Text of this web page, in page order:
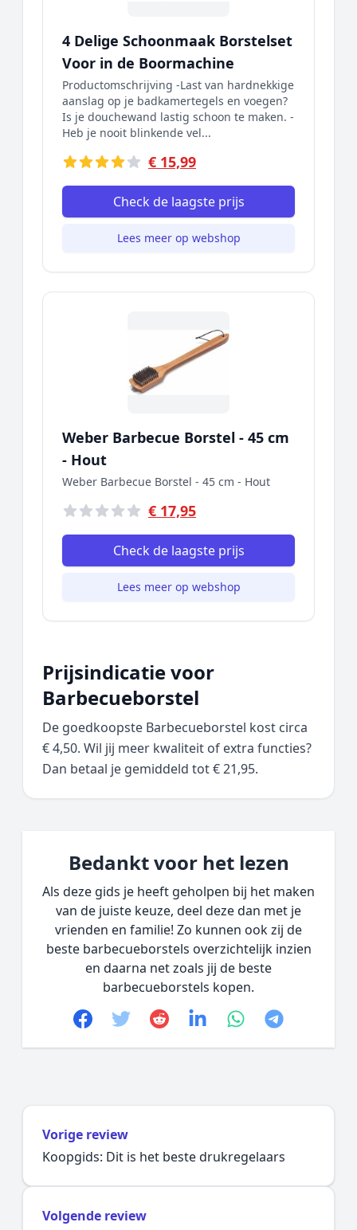
4 Delige Schoonmaak Borstelset
Voor in de Boormachine
Productomschrijving -Last van hardnekkige
aanslag op je badkamertegels en voegen?
Is je douchewand lastig schoon te maken. -
Heb je nooit blinkende vel...
€ 15,99
Check de laagste prijs
Lees meer op webshop
Weber Barbecue Borstel - 45 cm
- Hout
Weber Barbecue Borstel - 45 cm - Hout
€ 17,95
Check de laagste prijs
Lees meer op webshop
Prijsindicatie voor
Barbecueborstel
De goedkoopste Barbecueborstel kost circa
€ 4,50. Wil jij meer kwaliteit of extra functies?
Dan betaal je gemiddeld tot € 21,95.
Bedankt voor het lezen
Als deze gids je heeft geholpen bij het maken
van de juiste keuze, deel deze dan met je
vrienden en familie! Zo kunnen ook zij de
beste barbecueborstels overzichtelijk inzien
en daarna net zoals jij de beste
barbecueborstels kopen.
Facebook
TwitterRedditlinkedinwhatsapp
telegram
Vorige review
Koopgids: Dit is het beste drukregelaars
Volgende review